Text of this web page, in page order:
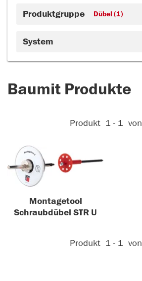
Produktgruppe Dübel (1)
System
Baumit Produkte
Aktive Filter:
Produkt 1 - 1 von
Montagetool
Schraubdübel STR U
Aktive Filter:
Produkt 1 - 1 von